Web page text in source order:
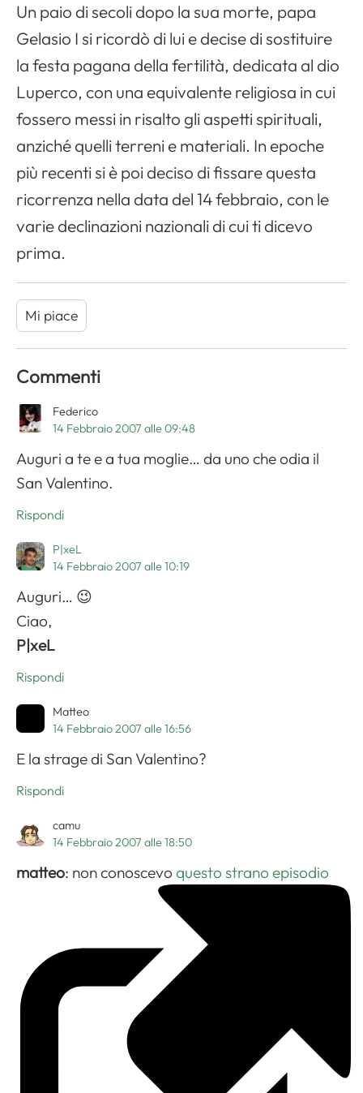
Un paio di secoli dopo la sua morte, papa
Gelasio I si ricordò di lui e decise di sostituire
la festa pagana della fertilità, dedicata al dio
Luperco, con una equivalente religiosa in cui
fossero messi in risalto gli aspetti spirituali,
anziché quelli terreni e materiali. In epoche
più recenti si è poi deciso di fissare questa
ricorrenza nella data del 14 febbraio, con le
varie declinazioni nazionali di cui ti dicevo
prima.
Mi piace
Commenti
Federico
14 Febbraio 2007 alle 09:48
Auguri a te e a tua moglie… da uno che odia il
San Valentino.
Rispondi
P|xeL
14 Febbraio 2007 alle 10:19
Auguri… 😉
Ciao,
P|xeL
Rispondi
Matteo
14 Febbraio 2007 alle 16:56
E la strage di San Valentino?
Rispondi
camu
14 Febbraio 2007 alle 18:50
matteo: non conoscevo questo strano episodio